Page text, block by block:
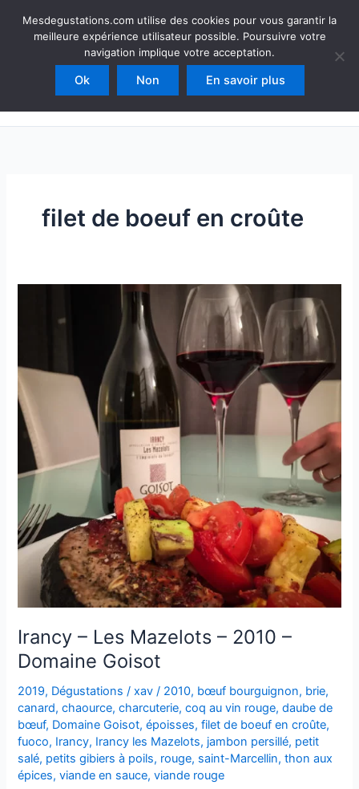
Mesdegustations
Dégustations, accords & autour du vin
Rechercher
filet de boeuf en croûte
Irancy – Les Mazelots – 2010 –
Domaine Goisot
2019, Dégustations /xav/ 2010, bœuf bourguignon, brie,
canard,chaource,charcuterie,coq au vin rouge,daube de
bœuf, Domaine Goisot,époisses,filet de boeuf en croûte,
fuoco, Irancy, Irancy les Mazelots, jambon persillé, petit
salé, petits gibiers à poils, rouge, saint-Marcellin,thon aux
épices,viande en sauce,viande rouge
Mesdegustations.com utilise des cookies pour vous garantir la
meilleure expérience utilisateur possible. Poursuivre votre
navigation implique votre acceptation.
Ok Non En savoir plus